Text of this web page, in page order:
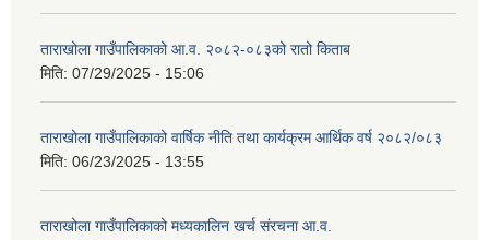
ताराखोला गाउँपालिकाको आ.व. २०८२-०८३को रातो किताब
मिति: 07/29/2025 - 15:06
ताराखोला गाउँपालिकाको वार्षिक नीति तथा कार्यक्रम आर्थिक वर्ष २०८२/०८३
मिति: 06/23/2025 - 13:55
ताराखोला गाउँपालिकाको मध्यकालिन खर्च संरचना आ.व.